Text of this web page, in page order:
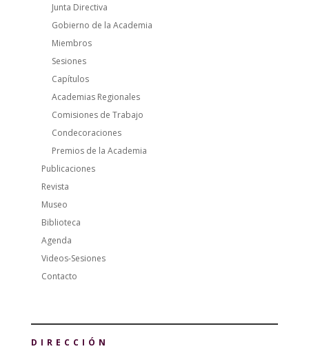
Junta Directiva
Gobierno de la Academia
Miembros
Sesiones
Capítulos
Academias Regionales
Comisiones de Trabajo
Condecoraciones
Premios de la Academia
Publicaciones
Revista
Museo
Biblioteca
Agenda
Videos-Sesiones
Contacto
DIRECCIÓN